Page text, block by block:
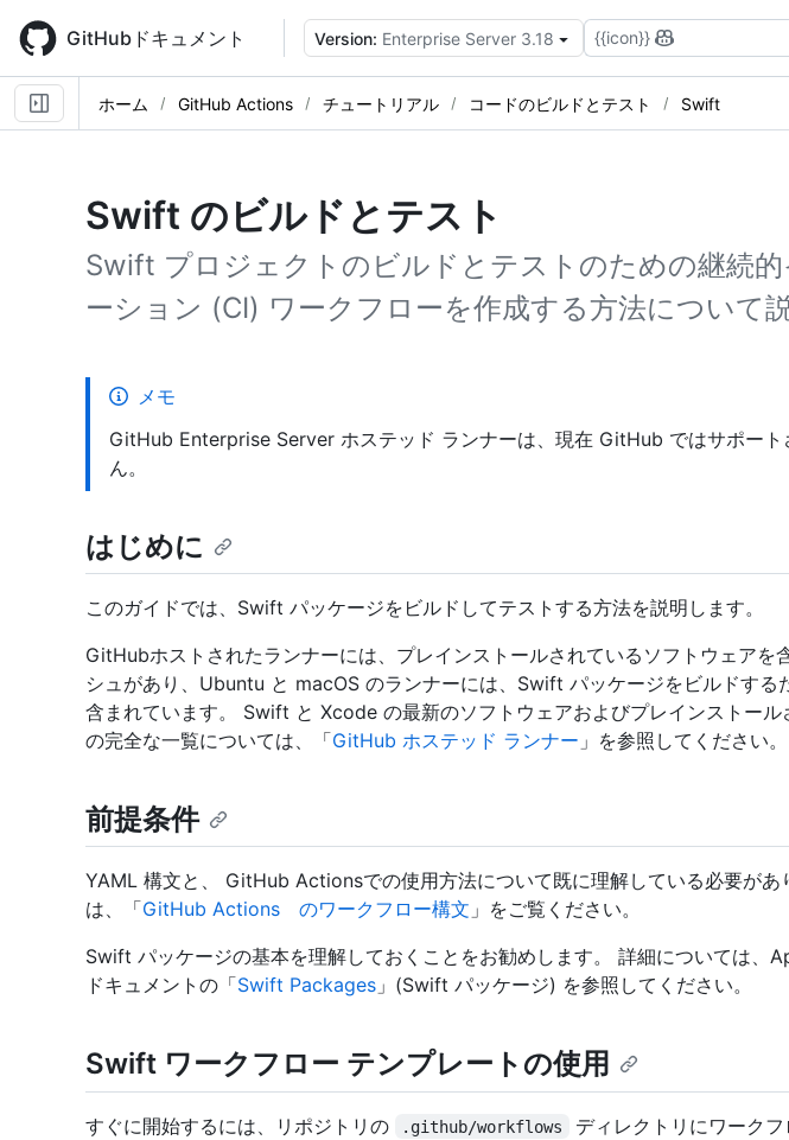
main
content
GitHubドキュメント Version: Enterprise Server 3.18 {{icon}}
ホーム GitHub Actions チュートリアル コードのビルドとテスト Swift
Swift のビルドとテスト
Swift プロジェクトのビルドとテストのための継続的
ーション (CI) ワークフローを作成する方法について説
メモ
GitHub Enterprise Server ホステッド ランナーは、現在 GitHub ではサポート
ん。
はじめに
このガイドでは、Swift パッケージをビルドしてテストする方法を説明します。
GitHubホストされたランナーには、プレインストールされているソフトウェアを
シュがあり、Ubuntu と macOS のランナーには、Swift パッケージをビルドする
含まれています。 Swift と Xcode の最新のソフトウェアおよびプレインストール
の完全な一覧については、「GitHub ホステッド ランナー 」を参照してください。
前提条件
YAML 構文と、 GitHub Actionsでの使用方法について既に理解している必要があ
は、「GitHub Actions のワークフロー構文 」をご覧ください。
Swift パッケージの基本を理解しておくことをお勧めします。 詳細については、
ドキュメントの「Swift Packages 」(Swift パッケージ) を参照してください。
Swift ワークフロー テンプレートの使用
すぐに開始するには、リポジトリの .github/workflows
ディレクトリにワーク